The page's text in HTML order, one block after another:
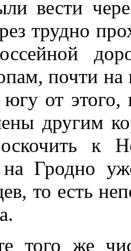
вести
трудно
почти на
от этого,
другим
к
на Грод­но
то есть
того же